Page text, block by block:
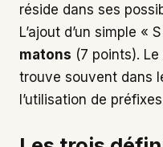
réside dans ses
L’ajout d’un simple «
matons (7 points).
trouve souvent dans
l’utilisation de